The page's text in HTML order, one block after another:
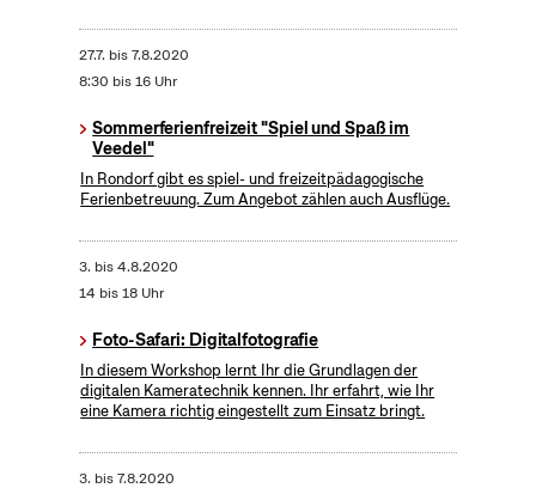
27.7. bis7.8.2020
8:30 bis 16 Uhr
Sommerferienfreizeit "Spiel und Spaß im
Veedel"
In Rondorf gibt es spiel- und freizeitpädagogische
Ferienbetreuung. Zum Angebot zählen auch Ausflüge.
3. bis4.8.2020
14 bis 18 Uhr
Foto-Safari: Digitalfotografie
In diesem Workshop lernt Ihr die Grundlagen der
digitalen Kameratechnik kennen. Ihr erfahrt, wie Ihr
eine Kamera richtig eingestellt zum Einsatz bringt.
3. bis7.8.2020